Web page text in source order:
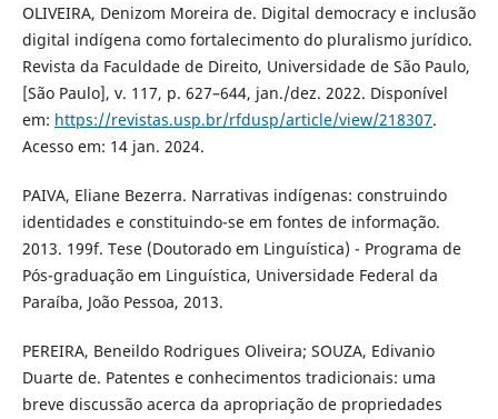
OLIVEIRA, Denizom Moreira de. Digital democracy e inclusão
digital indígena como fortalecimento do pluralismo jurídico.
Revista da Faculdade de Direito, Universidade de São Paulo,
[São Paulo], v. 117, p. 627–644, jan./dez. 2022. Disponível
em: https://revistas.usp.br/rfdusp/article/view/218307.
Acesso em: 14 jan. 2024.
PAIVA, Eliane Bezerra. Narrativas indígenas: construindo
identidades e constituindo-se em fontes de informação.
2013. 199f. Tese (Doutorado em Linguística) - Programa de
Pós-graduação em Linguística, Universidade Federal da
Paraíba, João Pessoa, 2013.
PEREIRA, Beneildo Rodrigues Oliveira; SOUZA, Edivanio
Duarte de. Patentes e conhecimentos tradicionais: uma
breve discussão acerca da apropriação de propriedades